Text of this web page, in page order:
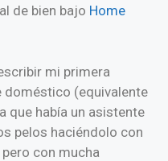
de bien bajo Home
mi primera
doméstico (equivalente
que había un asistente
pelos haciéndolo con
con mucha